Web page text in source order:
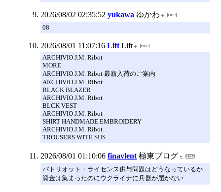
2026/08/02 02:35:52 yukawa ゆかわ
08
2026/08/01 11:07:16 Lift Lift
ARCHIVIO J.M. Ribot
MORE
ARCHIVIO J.M. Ribot 最新入荷のご案内
ARCHIVIO J.M. Ribot
BLACK BLAZER
ARCHIVIO J.M. Ribot
BLCK VEST
ARCHIVIO J.M. Ribot
SHIRT HANDMADE EMBROIDERY
ARCHIVIO J.M. Ribot
TROUSERS WITH SUS
2026/08/01 01:10:06 finavlent 極東ブログ
パトリオット・ライセンス供与問題はどうなっているか
資金は集まったのにウクライナに兵器が届かない